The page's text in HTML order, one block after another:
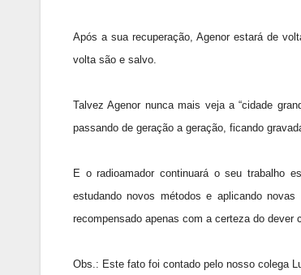
Após a sua recuperação, Agenor estará de
volta são e salvo.
Talvez Agenor nunca mais veja a “cidade
passando de geração a geração, ficando
E o radioamador continuará o seu trabalho
estudando novos métodos e aplicando
recompensado apenas com a certeza do dever
Obs.: Este fato foi contado pelo nosso colega